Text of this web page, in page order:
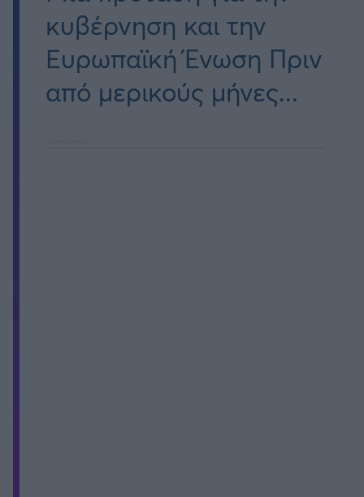
κυβέρνηση και την
Ευρωπαϊκή Ένωση Πριν
από μερικούς μήνες...